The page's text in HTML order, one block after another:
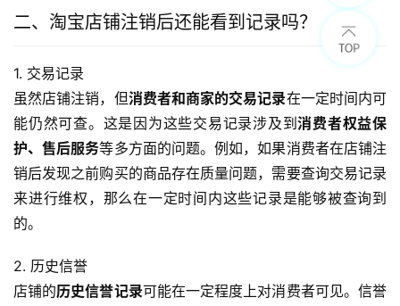
二、淘宝店铺注销后还能看到记录吗？
1. 交易记录
虽然店铺注销，但消费者和商家的交易记录在一定时间内可
能仍然可查。这是因为这些交易记录涉及到消费者权益保
护、售后服务等多方面的问题。例如，如果消费者在店铺注
销后发现之前购买的商品存在质量问题，需要查询交易记录
来进行维权，那么在一定时间内这些记录是能够被查询到
的。
2. 历史信誉
店铺的历史信誉记录可能在一定程度上对消费者可见。信誉